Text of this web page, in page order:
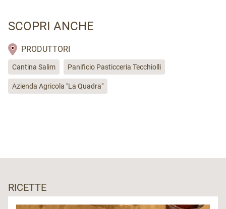
SCOPRI ANCHE
PRODUTTORI
Cantina Salim Panificio Pasticceria Tecchiolli
Azienda Agricola "La Quadra"
RICETTE